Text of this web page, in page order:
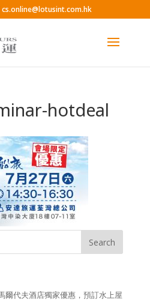
cs.online@lotusint.com.hk
hotdeal
爾代夫酒店獨家優惠，預訂水上屋